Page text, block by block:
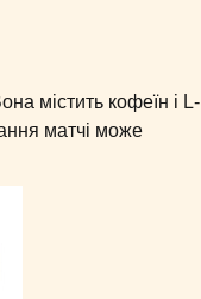
містить кофеїн і L-
матчі може